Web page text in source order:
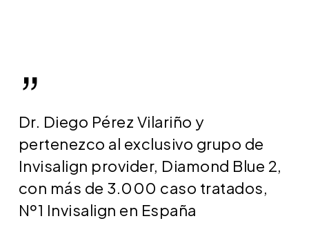
”
Dr. Diego Pérez Vilariño y
pertenezco al exclusivo grupo de
Invisalign provider, Diamond Blue 2,
con más de 3.000 caso tratados,
Nº1 Invisalign en España